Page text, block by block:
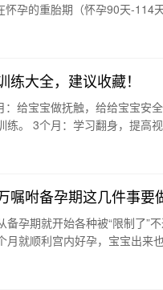
怀孕的重胎期（怀孕90天-114
大全，建议收藏！
给宝宝做抚触，给给宝宝安全
练。 3个月：学习翻身，提高
嘱咐备孕期这几件事要
备孕期就开始各种被“限制了”
月就顺利宫内好孕，宝宝出来